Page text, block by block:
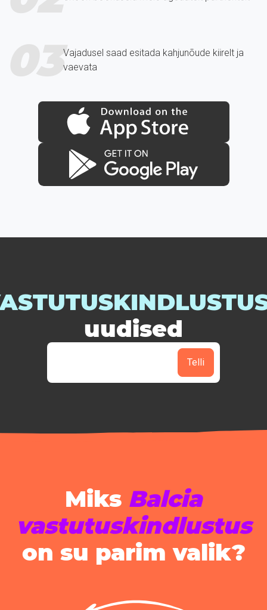
03Vajadusel saad esitada kahjunõude kiirelt ja
vaevata
uudised
Telli
Miks Balcia
vastutuskindlustus
on su parim valik?